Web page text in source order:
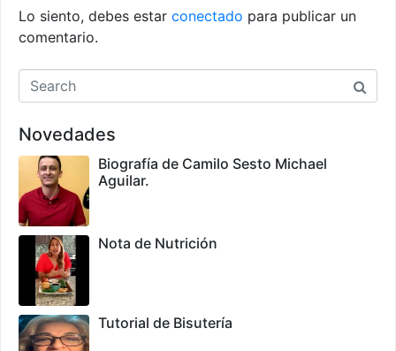
Lo siento, debes estar conectado para publicar un
comentario.
Novedades
Biografía de Camilo Sesto Michael
Aguilar.
Nota de Nutrición
Tutorial de Bisutería